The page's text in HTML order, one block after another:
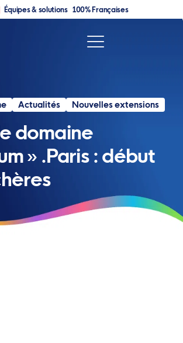
Équipes & solutions 100% Françaises
Actualités Nouvelles extensions
domaine
» .Paris : début